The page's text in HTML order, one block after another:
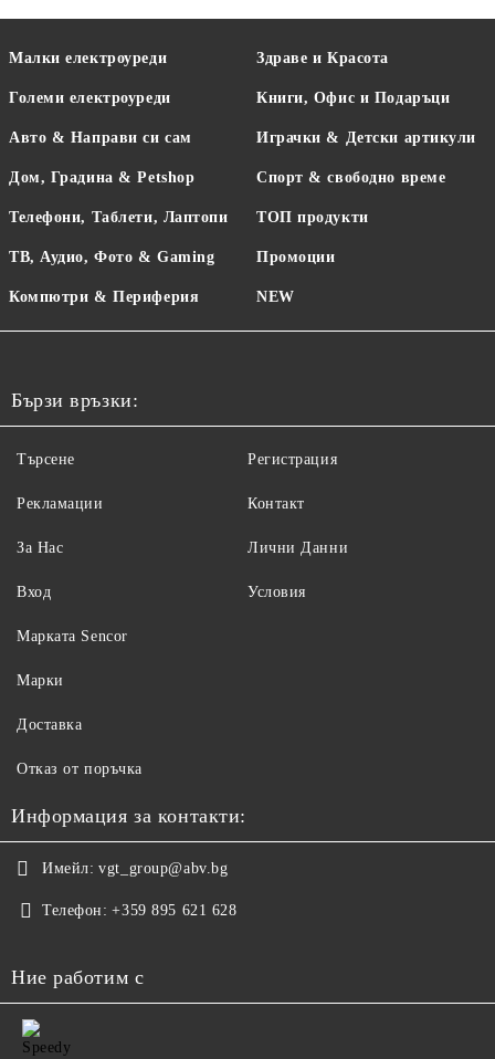
Малки електроуреди
Големи електроуреди
Авто & Направи си сам
Дом, Градина & Petshop
Телефони, Таблети, Лаптопи
ТВ, Аудио, Фото & Gaming
Компютри & Периферия
Здраве и Красота
Книги, Офис и Подаръци
Играчки & Детски артикули
Спорт & свободно време
ТОП продукти
Промоции
NEW
Бързи връзки:
Търсене
Рекламации
За Нас
Вход
Регистрация
Контакт
Лични Данни
Условия
Maрката Sencor
Марки
Доставка
Отказ от поръчка
Информация за контакти:
Имейл: vgt_group@abv.bg
Телефон: +359 895 621 628
Ние работим с